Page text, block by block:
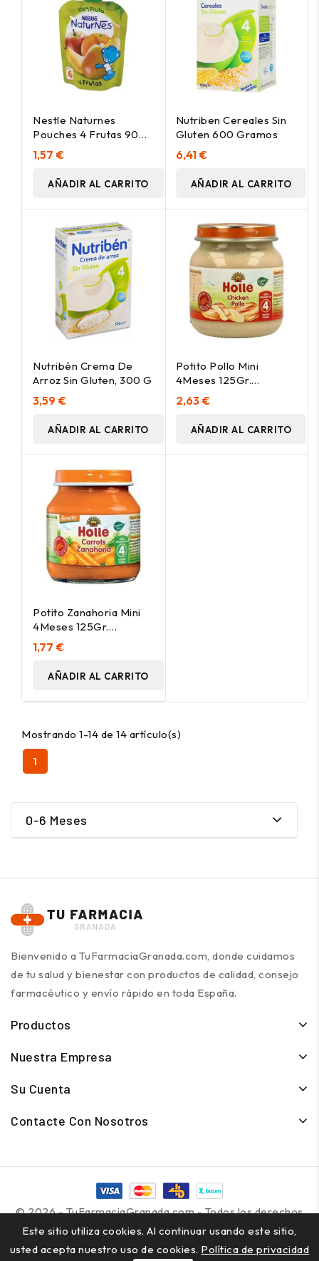
Nestle Naturnes
Pouches 4 Frutas 90
Gr
1,57 €
AÑADIR AL CARRITO
Nutriben Cereales Sin
Gluten 600 Gramos
6,41 €
AÑADIR AL CARRITO
Nutribén Crema De
Arroz Sin Gluten, 300 G
3,59 €
AÑADIR AL CARRITO
Potito Pollo Mini
4Meses 125Gr.
Demeter
2,63 €
AÑADIR AL CARRITO
Potito Zanahoria Mini
4Meses 125Gr.
Demeter
1,77 €
AÑADIR AL CARRITO
Mostrando 1-14 de 14 artículo(s)
1
0-6 Meses
Bienvenido a TuFarmaciaGranada.com, donde cuidamos
de tu salud y bienestar con productos de calidad, consejo
farmacéutico y envío rápido en toda España.
Productos
Nuestra Empresa
Su Cuenta
Contacte Con Nosotros
Este sitio utiliza cookies. Al continuar usando este sitio,
usted acepta nuestro uso de cookies. Política de privacidad
© 2026 - TuFarmaciaGranada.com - Todos los derechos
reservados